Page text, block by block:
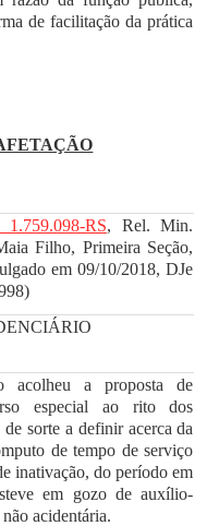
de facilitação da prática
RS, Rel. Min.
Filho, Primeira Seção,
em 09/10/2018, DJe
acolheu a proposta de
especial ao rito dos
sorte a definir acerca da
de tempo de serviço
inativação, do período em
em gozo de auxílio-
acidentária.